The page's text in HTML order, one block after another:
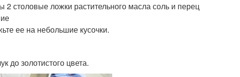
столовые ложки растительного масла соль и перец
ее на небольшие кусочки.
до золотистого цвета.